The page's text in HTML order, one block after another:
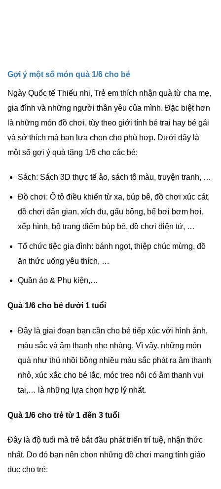
Gợi ý một số món quà 1/6 cho bé
Ngày Quốc tế Thiếu nhi, Trẻ em thích nhận quà từ cha mẹ,
gia đình và những người thân yêu của mình. Đặc biệt hơn
là những món đồ chơi, tùy theo giới tính bé trai hay bé gái
và sở thích mà bạn lựa chọn cho phù hợp. Dưới đây là
một số gợi ý quà tặng 1/6 cho các bé:
Sách: Sách 3D thực tế ảo, sách tô màu, truyện tranh, …
Đồ chơi: Ô tô điều khiển từ xa, búp bê, đồ chơi xúc cát,
đồ chơi dân gian, xích đu, gấu bông, bể bơi bơm hơi,
xếp hình, bộ trang điểm búp bê, đồ chơi điện tử, …
Tổ chức tiệc gia đình: bánh ngọt, thiệp chúc mừng, đồ
ăn thức uống yêu thích, …
Quần áo & Phụ kiện,…
Quà 1/6 cho bé dưới 1 tuổi
Đây là giai đoạn bạn cần cho bé tiếp xúc với hình ảnh,
màu sắc và âm thanh nhẹ nhàng. Vì vậy, những món
quà như thú nhồi bông nhiều màu sắc phát ra âm thanh
nhỏ, xúc xắc cho bé lắc, móc treo nôi có âm thanh vui
tai,… là những lựa chọn hợp lý nhất.
Quà 1/6 cho trẻ từ 1 đến 3 tuổi
Đây là độ tuổi mà trẻ bắt đầu phát triển trí tuệ, nhận thức
nhất. Do đó bạn nên chọn những đồ chơi mang tính giáo
dục cho trẻ: